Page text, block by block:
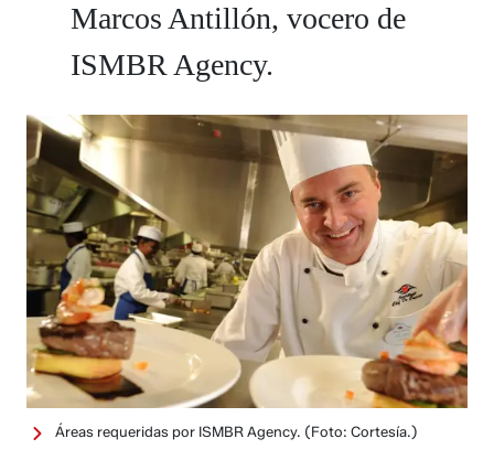
Marcos Antillón, vocero de
ISMBR Agency.
Áreas requeridas por ISMBR Agency. (Foto: Cortesía.)